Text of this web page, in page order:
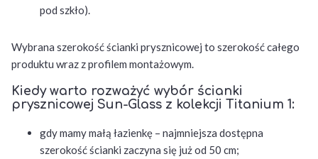
pod szkło).
Wybrana szerokość ścianki prysznicowej to szerokość całego
produktu wraz z profilem montażowym.
Kiedy warto rozważyć wybór ścianki
prysznicowej Sun-Glass z kolekcji Titanium 1:
gdy mamy małą łazienkę – najmniejsza dostępna
szerokość ścianki zaczyna się już od 50 cm;